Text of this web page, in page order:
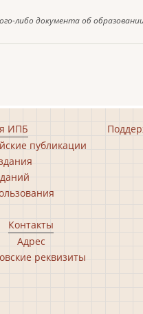
либо документа об
ИПБ
публикации
Контакты
Адрес
реквизиты